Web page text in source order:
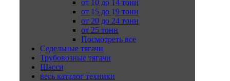
от 10 до 14 тонн
от 15 до 19 тонн
от 20 до 24 тонн
от 25 тонн
Посмотреть все
Седельные тягачи
Трубовозные тягачи
Шасси
весь каталог техники